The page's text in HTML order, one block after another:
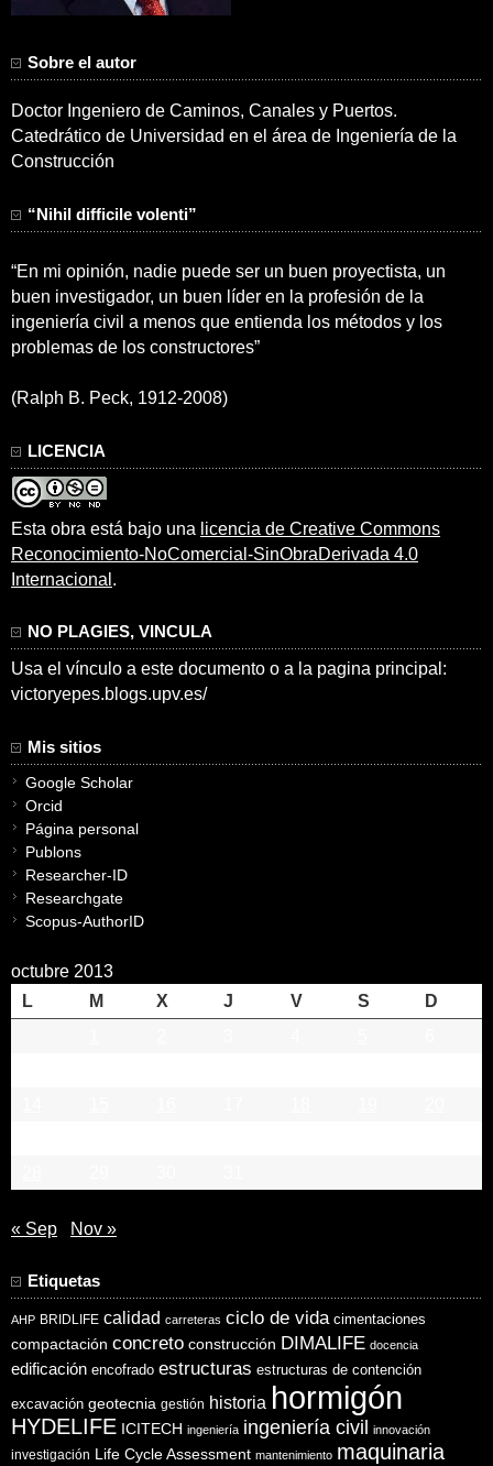
Sobre el autor
Doctor Ingeniero de Caminos, Canales y Puertos.
Catedrático de Universidad en el área de Ingeniería de la
Construcción
“Nihil difficile volenti”
“En mi opinión, nadie puede ser un buen proyectista, un
buen investigador, un buen líder en la profesión de la
ingeniería civil a menos que entienda los métodos y los
problemas de los constructores”
(Ralph B. Peck, 1912-2008)
LICENCIA
Esta obra está bajo una licencia de Creative Commons
Reconocimiento-NoComercial-SinObraDerivada 4.0
Internacional .
NO PLAGIES, VINCULA
Usa el vínculo a este documento o a la pagina principal:
victoryepes.blogs.upv.es/
Mis sitios
Google Scholar
Orcid
Página personal
Publons
Researcher-ID
Researchgate
Scopus-AuthorID
octubre 2013
L
M X J V S
D
« Sep Nov »
Etiquetas
AHP BRIDLIFE calidad carreteras ciclo de vida cimentaciones
compactación concreto construcción DIMALIFE docencia
edificación encofrado estructuras estructuras de contención
excavación geotecnia gestión historia hormigón
HYDELIFE ICITECH ingeniería ingeniería civil innovación
investigación Life Cycle Assessment mantenimiento maquinaria